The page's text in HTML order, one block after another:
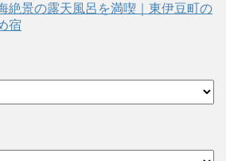
絶景の露天風呂を満喫｜東伊豆町の
宿